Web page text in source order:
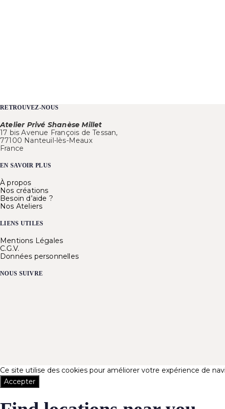
RETROUVEZ-NOUS
Atelier Privé Shanèse Millet
17 bis Avenue François de Tessan,
77100 Nanteuil-lès-Meaux
France
EN SAVOIR PLUS
À propos
Nos créations
Besoin d’aide ?
Nos Ateliers
LIENS UTILES
Mentions Légales
C.G.V.
Données personnelles
NOUS SUIVRE
Ce site utilise des cookies pour améliorer votre expérience de
Accepter